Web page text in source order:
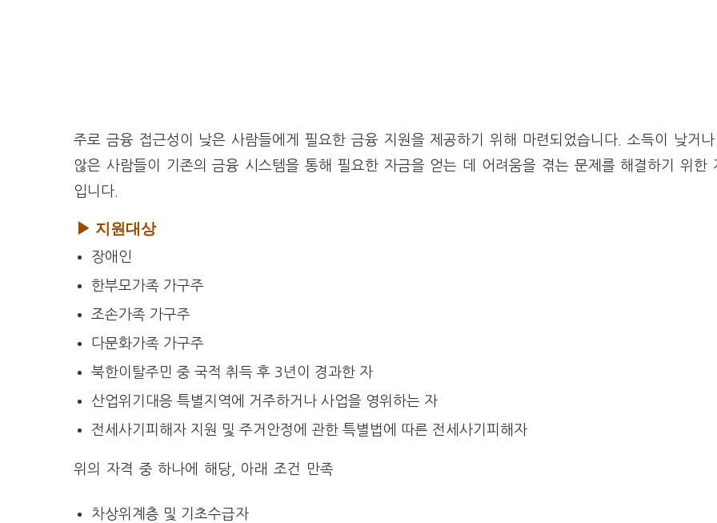
주로 금융 접근성이 낮은 사람들에게 필요한 금융 지원을 제공하기 위해 마련되었습니다. 소득이 낮거나
않은 사람들이 기존의 금융 시스템을 통해 필요한 자금을 얻는 데 어려움을 겪는 문제를 해결하기 위한
입니다.
▶ 지원대상
장애인
한부모가족 가구주
조손가족 가구주
다문화가족 가구주
북한이탈주민 중 국적 취득 후 3년이 경과한 자
산업위기대응 특별지역에 거주하거나 사업을 영위하는 자
전세사기피해자 지원 및 주거안정에 관한 특별법에 따른 전세사기피해자
위의 자격 중 하나에 해당, 아래 조건 만족
차상위계층 및 기초수급자